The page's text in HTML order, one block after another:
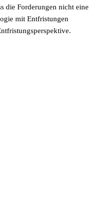
die Forderungen nicht eine
mit Entfristungen